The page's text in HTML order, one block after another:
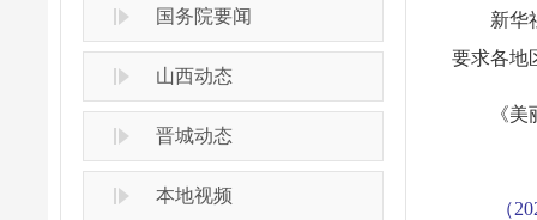
国务院要闻
山西动态
晋城动态
本地视频
新华
要求各地
《
（